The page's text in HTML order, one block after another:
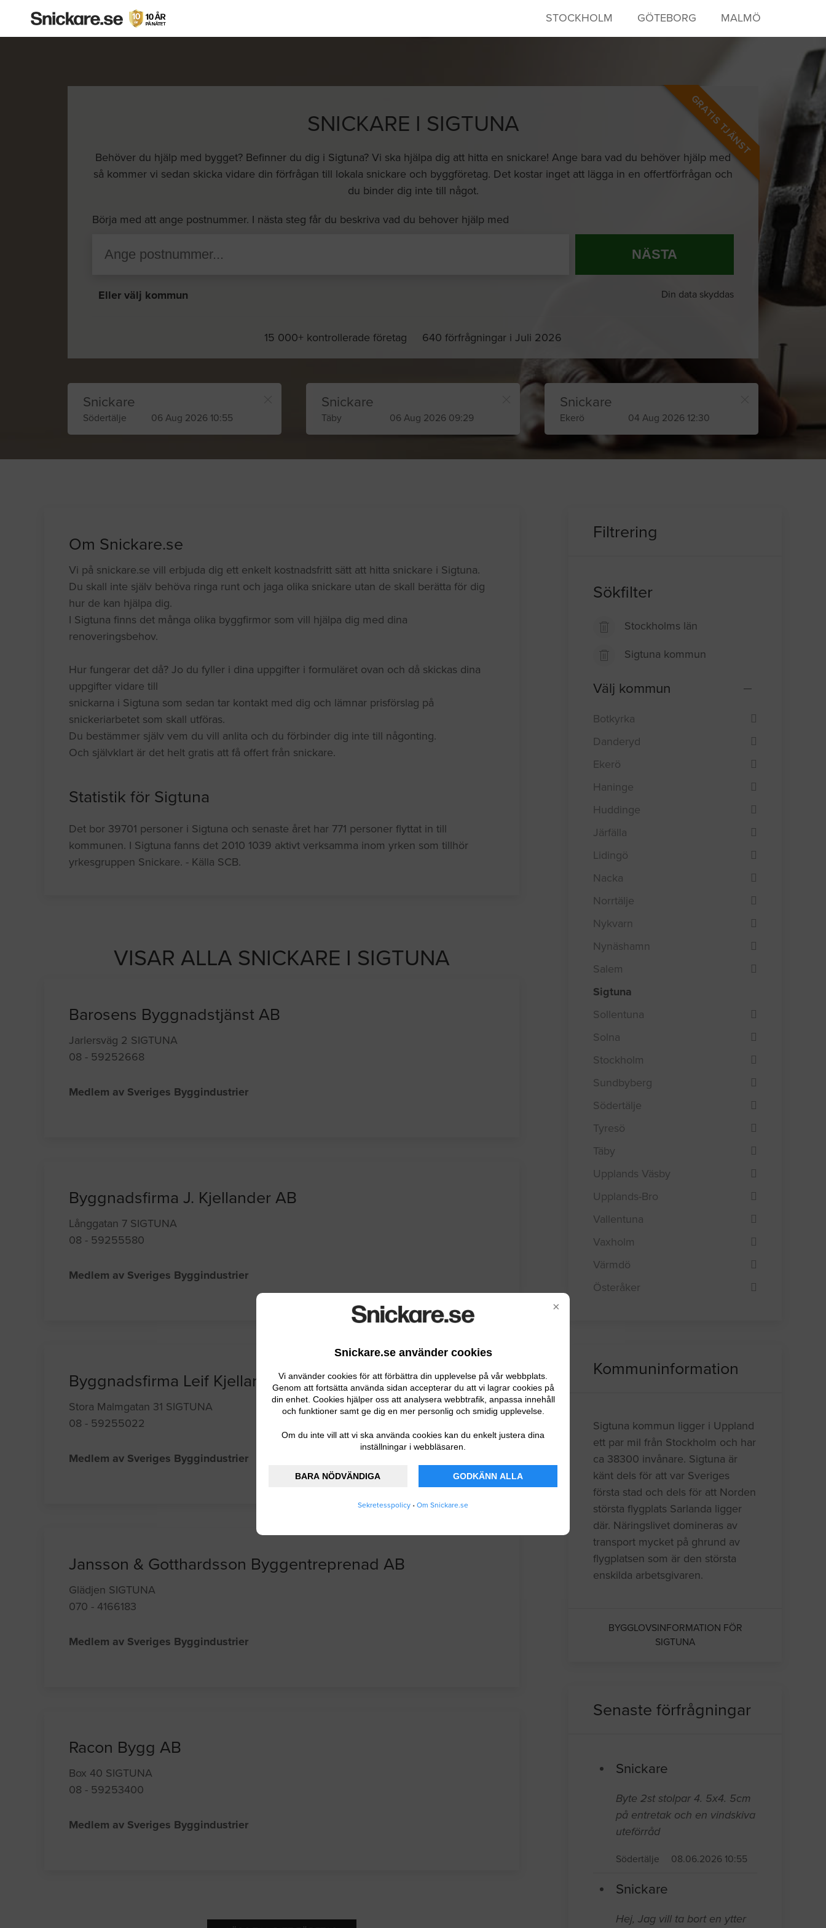
×
Snickare.se använder cookies
Vi använder cookies för att förbättra din upplevelse på vår webbplats.
Genom att fortsätta använda sidan accepterar du att vi lagrar cookies på
din enhet. Cookies hjälper oss att analysera webbtrafik, anpassa innehåll
och funktioner samt ge dig en mer personlig och smidig upplevelse.
Om du inte vill att vi ska använda cookies kan du enkelt justera dina
inställningar i webbläsaren.
BARA NÖDVÄNDIGA GODKÄNN ALLA
Sekretesspolicy • Om Snickare.se
STOCKHOLM GÖTEBORG MALMÖ
GRATIS TJÄNST
SNICKARE I SIGTUNA
Behöver du hjälp med bygget? Befinner du dig i Sigtuna? Vi ska hjälpa dig att hitta en snickare! Ange bara vad du behöver hjälp med
så kommer vi sedan skicka vidare din förfrågan till lokala snickare och byggföretag. Det kostar inget att lägga in en offertförfrågan och
du binder dig inte till något.
Börja med att ange postnummer. I nästa steg får du beskriva vad du behover hjälp med
NÄSTA
Eller välj kommun Din data skyddas
15 000+ kontrollerade företag 640 förfrågningar i Juli 2026
Snickare
Södertälje 06 Aug 2026 10:55
Snickare
Täby 06 Aug 2026 09:29
Snickare
Ekerö 04 Aug 2026 12:30
Om Snickare.se
Vi på snickare.se vill erbjuda dig ett enkelt kostnadsfritt sätt att hitta snickare i Sigtuna.
Du skall inte själv behöva ringa runt och jaga olika snickare utan de skall berätta för dig
hur de kan hjälpa dig.
I Sigtuna finns det många olika byggfirmor som vill hjälpa dig med dina
renoveringsbehov.
Hur fungerar det då? Jo du fyller i dina uppgifter i formuläret ovan och då skickas dina
uppgifter vidare till
snickarna i Sigtuna som sedan tar kontakt med dig och lämnar prisförslag på
snickeriarbetet som skall utföras.
Du bestämmer själv vem du vill anlita och du förbinder dig inte till någonting.
Och självklart är det helt gratis att få offert från snickare.
Statistik för Sigtuna
Det bor 39701 personer i Sigtuna och senaste året har 771 personer flyttat in till
kommunen. I Sigtuna fanns det 2010 1039 aktivt verksamma inom yrken som tillhör
yrkesgruppen Snickare. - Källa SCB.
VISAR ALLA SNICKARE I SIGTUNA
Barosens Byggnadstjänst AB
Jarlersväg 2 SIGTUNA
08 - 59252668
Medlem av Sveriges Byggindustrier
Byggnadsfirma J. Kjellander AB
Långgatan 7 SIGTUNA
08 - 59255580
Medlem av Sveriges Byggindustrier
Byggnadsfirma Leif Kjellander AB
Stora Malmgatan 31 SIGTUNA
08 - 59255022
Medlem av Sveriges Byggindustrier
Jansson & Gotthardsson Byggentreprenad AB
Glädjen SIGTUNA
070 - 4166183
Medlem av Sveriges Byggindustrier
Racon Bygg AB
Box 40 SIGTUNA
08 - 59253400
Medlem av Sveriges Byggindustrier
Filtrering
Sökfilter
Stockholms län
Sigtuna kommun
Välj kommun
Botkyrka
Danderyd
Ekerö
Haninge
Huddinge
Järfälla
Lidingö
Nacka
Norrtälje
Nykvarn
Nynäshamn
Salem
Sigtuna
Sollentuna
Solna
Stockholm
Sundbyberg
Södertälje
Tyresö
Täby
Upplands Väsby
Upplands-Bro
Vallentuna
Vaxholm
Värmdö
Österåker
Kommuninformation
Sigtuna kommun ligger i Uppland
ett par mil från Stockholm och har
ca 38300 invånare. Sigtuna är
känt dels för att var Sveriges
första stad och dels för att Norden
största flygplats Sarlanda ligger
där. Näringslivet domineras av
transport mycket på ghrund av
flygplatsen som är den största
enskilda arbetsgivaren.
BYGGLOVSINFORMATION FÖR
SIGTUNA
Senaste förfrågningar
Snickare
Byte 2st stolpar 4. 5x4. 5cm
på entretak och en vindskiva
uteförråd
Södertälje 08.06.2026 10:55
Snickare
Hej, Jag vill ta bort en ytter